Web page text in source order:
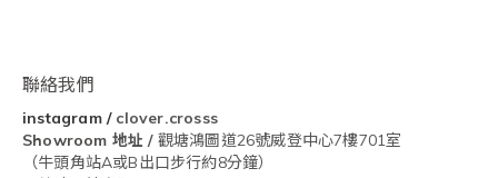
聯絡我們
instagram/ clover.crosss
Showroom 地址 / 觀塘鴻圖道26號威登中心7樓701室
（牛頭角站A或B出口步行約8分鐘）